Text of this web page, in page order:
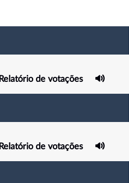
Relatório de votações
Relatório de votações